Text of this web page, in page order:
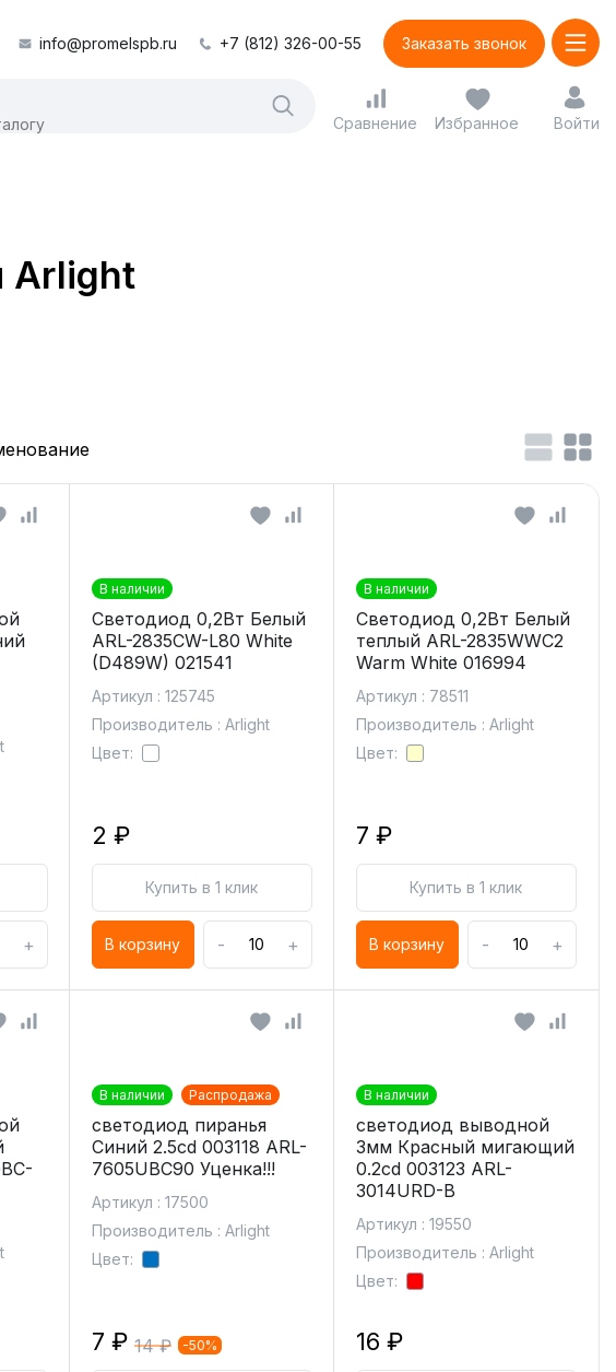
info@promelspb.ru +7 (812) 326-00-55 Заказать звонок
Сравнение Избранное Войти
Arlight
+
В наличии
Светодиод 0,2Вт Белый
ARL-2835CW-L80 White
(D489W) 021541
Артикул : 125745
Производитель : Arlight
Цвет:
2 ₽
Купить в 1 клик
В корзину - +
В наличии
Светодиод 0,2Вт Белый
теплый ARL-2835WWC2
Warm White 016994
Артикул : 78511
Производитель : Arlight
Цвет:
7 ₽
Купить в 1 клик
В корзину - +
В наличии Распродажа
светодиод пиранья
Синий 2.5cd 003118 ARL-
7605UBC90 Уценка!!!
Артикул : 17500
Производитель : Arlight
Цвет:
7 ₽ 14 ₽ -50%
В наличии
светодиод выводной
3мм Красный мигающий
0.2cd 003123 ARL-
3014URD-B
Артикул : 19550
Производитель : Arlight
Цвет:
16 ₽